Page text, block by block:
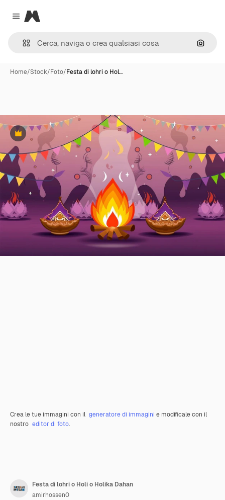
Close menu
Magnific
Cerca
Home/Stock/Foto/Festa di lohri o Hol…
Premium
Crea le tue immagini con il generatore di immagini e modificale con il
nostro editor di foto.
Festa di lohri o Holi o Holika Dahan
amirhossen0